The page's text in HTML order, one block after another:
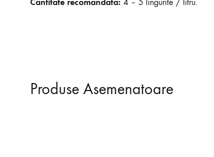
4 – 5 lingurite / litru.
Produse Asemenatoare